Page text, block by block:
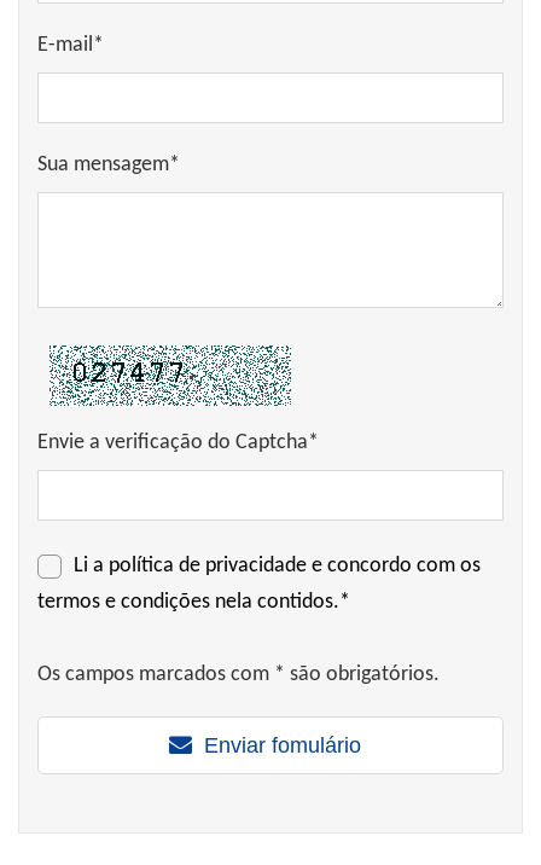
E-mail*
Sua mensagem*
Envie a verificação do Captcha*
Li a política de privacidade e concordo com os
termos e condições nela contidos.*
Os campos marcados com * são obrigatórios.
Enviar fomulário